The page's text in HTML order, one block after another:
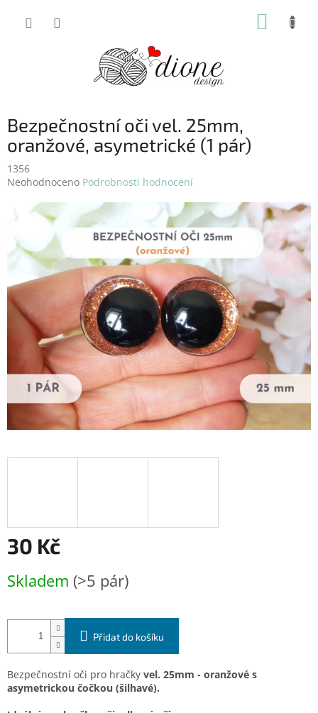
Bezpečnostní oči vel. 25mm,
oranžové, asymetrické (1 pár)
1356
Průměrné
produktu
0,0
hvězdiček.
Neohodnoceno Podrobnosti hodnocení
30 Kč
cena:
Skladem (>5 pár)
Přidat do košíku
Bezpečnostní oči pro hračky vel. 25mm - oranžové s
asymetrickou čočkou (šilhavé).